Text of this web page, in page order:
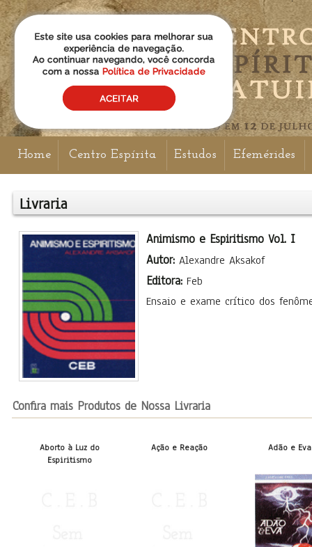
Home Centro Espírita Estudos Efemérides
Livraria
Animismo e Espiritismo Vol. I
Autor: Alexandre Aksakof
Editora: Feb
Ensaio e exame crítico dos
Confira mais Produtos de Nossa Livraria
Aborto à Luz do
Espiritismo
Ação e Reação Adão e Eva